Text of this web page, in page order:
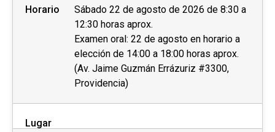
Horario
Sábado 22 de agosto de 2026 de 8:30 a
12:30 horas aprox.
Examen oral: 22 de agosto en horario a
elección de 14:00 a 18:00 horas aprox.
(Av. Jaime Guzmán Errázuriz #3300,
Providencia)
Lugar